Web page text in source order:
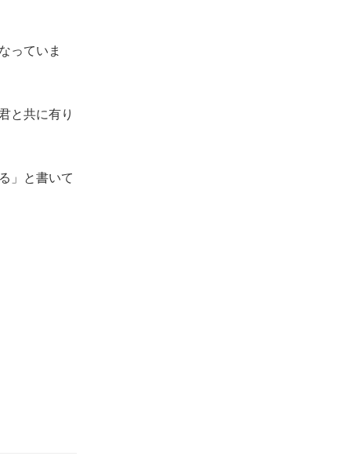
っていま
と共に有り
」と書いて